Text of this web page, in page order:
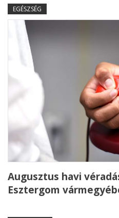
EGÉSZSÉG
Augusztus havi
Esztergom